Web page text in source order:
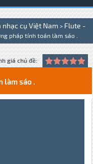
cụ Việt Nam > Flute -
pháp tính toán làm sáo .
giá chủ đề:
làm sáo .